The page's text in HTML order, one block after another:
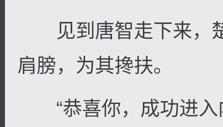
见到唐智走下来，
肩膀，为其搀扶。
“恭喜你，成功进入